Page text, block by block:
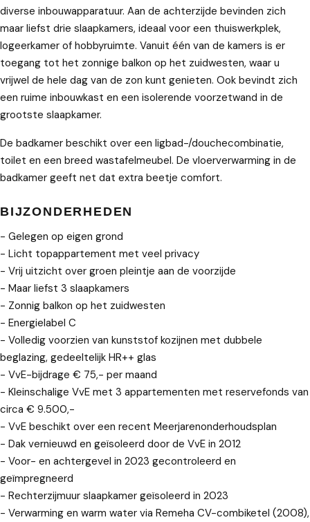
diverse inbouwapparatuur. Aan de achterzijde bevinden zich
maar liefst drie slaapkamers, ideaal voor een thuiswerkplek,
logeerkamer of hobbyruimte. Vanuit één van de kamers is er
toegang tot het zonnige balkon op het zuidwesten, waar u
vrijwel de hele dag van de zon kunt genieten. Ook bevindt zich
een ruime inbouwkast en een isolerende voorzetwand in de
grootste slaapkamer.
De badkamer beschikt over een ligbad-/douchecombinatie,
toilet en een breed wastafelmeubel. De vloerverwarming in de
badkamer geeft net dat extra beetje comfort.
BIJZONDERHEDEN
- Gelegen op eigen grond
- Licht topappartement met veel privacy
- Vrij uitzicht over groen pleintje aan de voorzijde
- Maar liefst 3 slaapkamers
- Zonnig balkon op het zuidwesten
- Energielabel C
- Volledig voorzien van kunststof kozijnen met dubbele
beglazing, gedeeltelijk HR++ glas
- VvE-bijdrage € 75,- per maand
- Kleinschalige VvE met 3 appartementen met reservefonds van
circa € 9.500,-
- VvE beschikt over een recent Meerjarenonderhoudsplan
- Dak vernieuwd en geïsoleerd door de VvE in 2012
- Voor- en achtergevel in 2023 gecontroleerd en
geïmpregneerd
- Rechterzijmuur slaapkamer geïsoleerd in 2023
- Verwarming en warm water via Remeha CV-combiketel (2008),